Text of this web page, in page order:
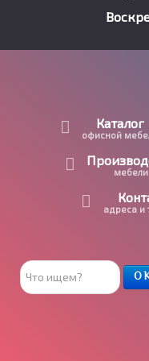
Каталог
офисной
мебели
адреса и
Поиск
товара